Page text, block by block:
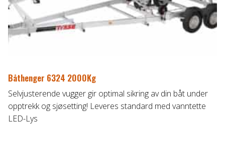
Båthenger 6324 2000Kg
Selvjusterende vugger gir optimal sikring av din båt under
opptrekk og sjøsetting! Leveres standard med vanntette
LED-Lys